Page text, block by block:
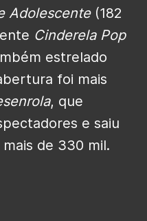
Adolescente(182
Cinderela Pop
estrelado
foi mais
, que
e saiu
de 330 mil.